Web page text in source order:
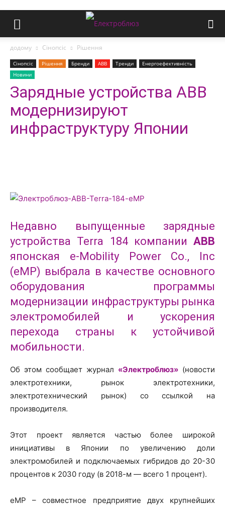
додому Сінопсіс Рішення
Сінопсіс Рішення Бренди ABB Тренди
Енергоефективність
Новини
Зарядные устройства ABB
модернизируют
инфраструктуру Японии
Недавно выпущенные зарядные
устройства Terra 184 компании ABB
японская e-Mobility Power Co., Inc
(eMP) выбрала в качестве основного
оборудования программы
модернизации инфраструктуры рынка
электромобилей и ускорения
перехода страны к устойчивой
мобильности.
Об этом сообщает журнал «Электроблюз» (новости
электротехники, рынок электротехники,
электротехнический рынок) со ссылкой на
производителя.
Этот проект является частью более широкой
инициативы в Японии по увеличению доли
электромобилей и подключаемых гибридов до 20-30
процентов к 2030 году (в 2018-м — всего 1 процент).
eMP – совместное предприятие двух крупнейших